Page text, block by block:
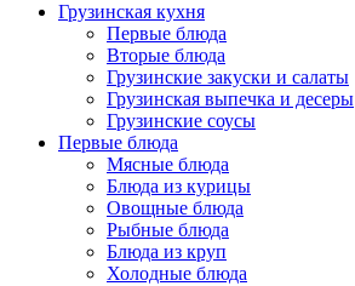
Грузинская кухня
Первые блюда
Вторые блюда
Грузинские закуски и салаты
Грузинская выпечка и десеры
Грузинские соусы
Первые блюда
Мясные блюда
Блюда из курицы
Овощные блюда
Рыбные блюда
Блюда из круп
Холодные блюда